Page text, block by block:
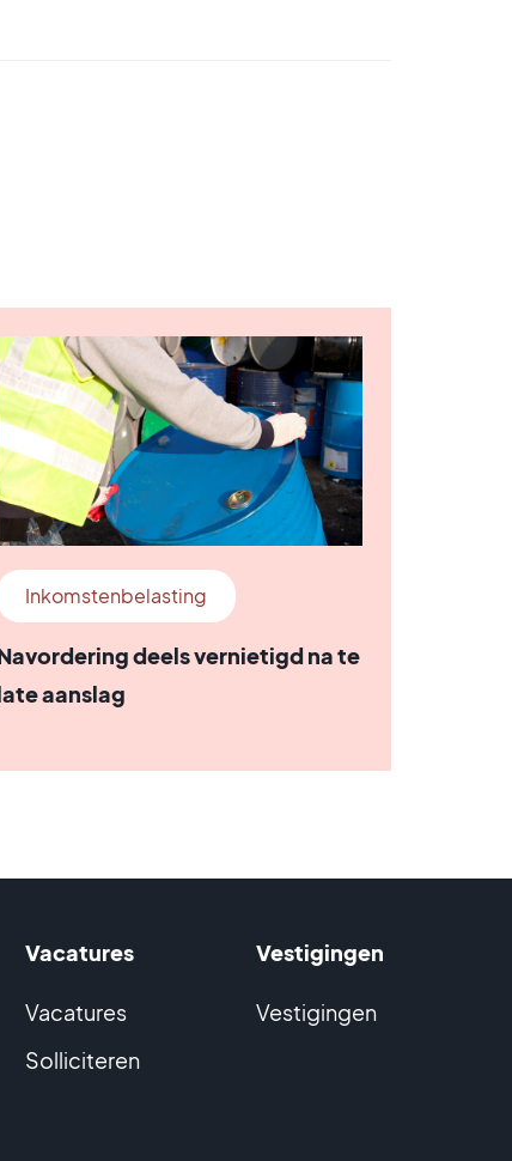
Inkomstenbelasting
deels vernietigd na te
aanslag
Vacatures
Vacatures
Solliciteren
Vestigingen
Vestigingen